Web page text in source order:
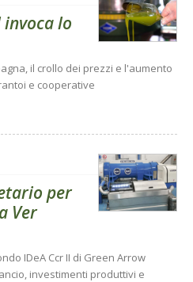
invoca lo
il crollo dei prezzi e l'aumento
e cooperative
per
Ver
IDeA Ccr II di Green Arrow
investimenti produttivi e